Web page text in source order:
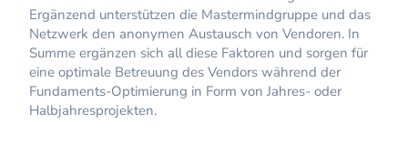
Ergänzend unterstützen die Mastermindgruppe und das
Netzwerk den anonymen Austausch von Vendoren. In
Summe ergänzen sich all diese Faktoren und sorgen für
eine optimale Betreuung des Vendors während der
Fundaments-Optimierung in Form von Jahres- oder
Halbjahresprojekten.